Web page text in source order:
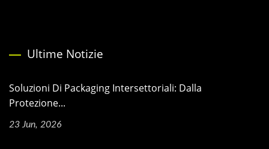
Ultime Notizie
Soluzioni Di Packaging Intersettoriali: Dalla
Protezione...
23 Jun, 2026